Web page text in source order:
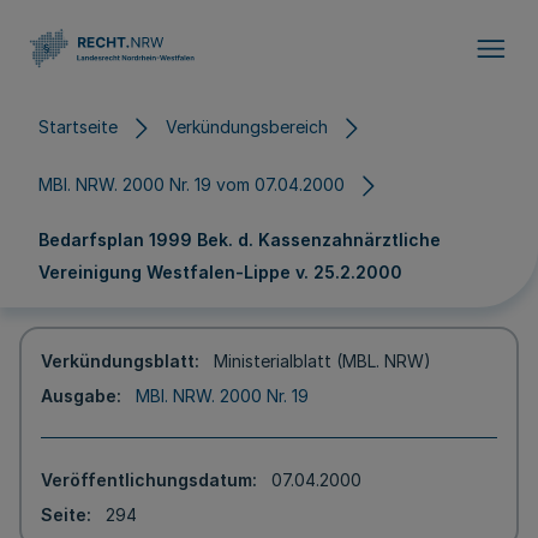
Startseite Verkündungsbereich
MBl. NRW. 2000 Nr. 19 vom 07.04.2000
Bedarfsplan 1999 Bek. d. Kassenzahnärztliche
Vereinigung Westfalen-Lippe v. 25.2.2000
Verkündungsblatt
Ministerialblatt (MBL. NRW)
Ausgabe
MBl. NRW. 2000 Nr. 19
Veröffentlichungsdatum
07.04.2000
Seite
294